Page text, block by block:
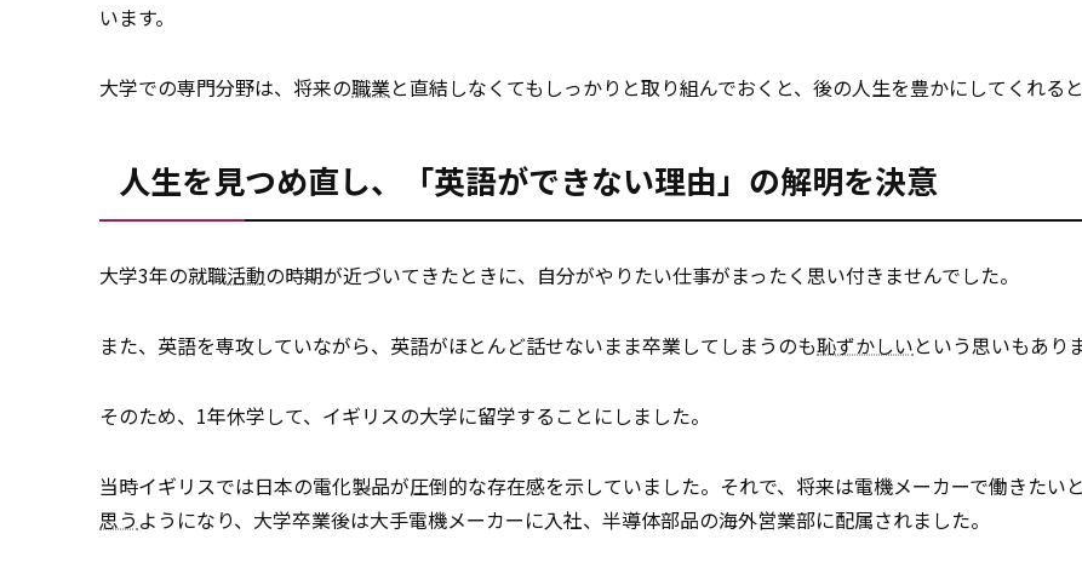
います。
大学での専門分野は、将来の職業と直結しなくてもしっかりと取り組んでおくと、後の人生を豊かにしてくれると
人生を見つめ直し、「英語ができない理由」の解明を決意
大学3年の就職活動の時期が近づいてきたときに、自分がやりたい仕事がまったく思い付きませんでした。
また、英語を専攻していながら、英語がほとんど話せないまま卒業してしまうのも恥ずかしいという思いもあり
そのため、1年休学して、イギリスの大学に留学することにしました。
当時イギリスでは日本の電化製品が圧倒的な存在感を示していました。それで、将来は電機メーカーで働きたい
思う ようになり、大学卒業後は大手電機メーカーに入社、半導体部品の海外営業部に配属されました。